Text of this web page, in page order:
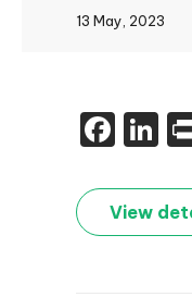
13 May, 2023
View